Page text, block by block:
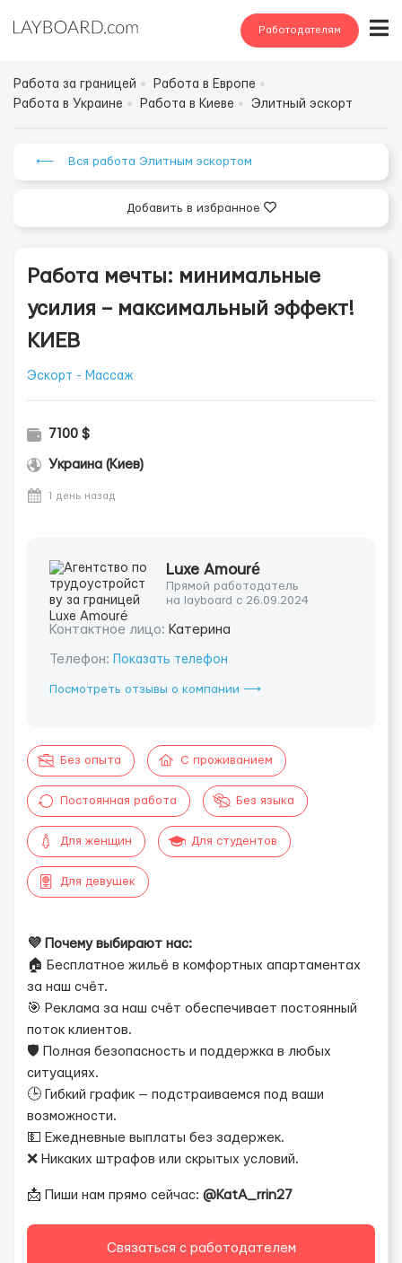
Работодателям
Работа за границей
Работа в Европе
Работа в Украине
Работа в Киеве Элитный эскорт
⟵ Вся работа Элитным эскортом
Добавить в избранное
Работа мечты: минимальные
усилия – максимальный эффект!
КИЕВ
Эскорт - Массаж
7100 $
Украина (Киев)
1 день назад
Luxe Amouré
Прямой работодатель
на layboard с 26.09.2024
Контактное лицо: Катерина
Телефон: Показать телефон
Посмотреть отзывы о компании ⟶
Без опыта С проживанием
Постоянная работа Без языка
Для женщин Для студентов
Для девушек
💜 Почему выбирают нас:
🏠 Бесплатное жильё в комфортных апартаментах
за наш счёт.
🎯 Реклама за наш счёт обеспечивает постоянный
поток клиентов.
🛡 Полная безопасность и поддержка в любых
ситуациях.
🕒 Гибкий график — подстраиваемся под ваши
возможности.
💵 Ежедневные выплаты без задержек.
❌ Никаких штрафов или скрытых условий.
📩 Пиши нам прямо сейчас: @KatA_rrin27
Связаться с работодателем